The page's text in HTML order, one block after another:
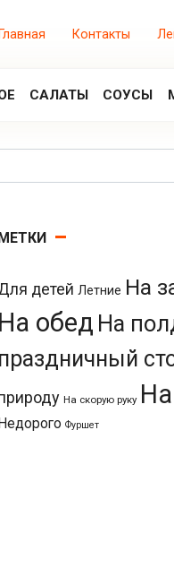
Контакты
САЛАТЫ СОУСЫ
детей Летние На
обед На
На скорую руку
Фуршет